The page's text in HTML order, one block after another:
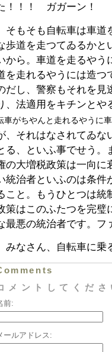
！！！ ガガーン！
そもそも自転車は車道
歩道を走つてゐるかと
から。車道を走るやう
を走れるやうには造つ
だし、警察もそれを見
、法適用をキチンと
車がちやんと走れるやうに
、それはなされてゐな
る、といふ事でせう
の大増税政策は一向に
統治者といふのは条件
こと。もうひとつは統
策はこのふたつを完璧
最悪の統治者です。フ
みなさん、自転車に乗
メントしてくだ
前:
ールアドレス: